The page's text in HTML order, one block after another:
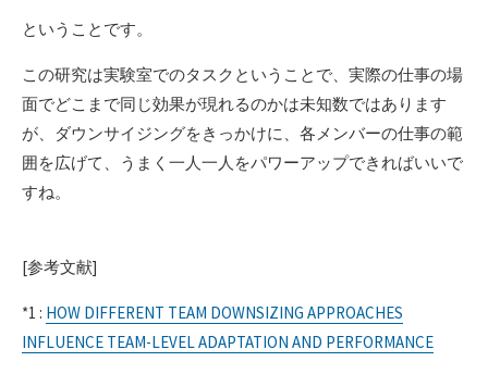
ということです。
この研究は実験室でのタスクということで、実際の仕事の場
面でどこまで同じ効果が現れるのかは未知数ではあります
が、ダウンサイジングをきっかけに、各メンバーの仕事の範
囲を広げて、うまく一人一人をパワーアップできればいいで
すね。
[参考文献]
*1 : HOW DIFFERENT TEAM DOWNSIZING APPROACHES
INFLUENCE TEAM-LEVEL ADAPTATION AND PERFORMANCE